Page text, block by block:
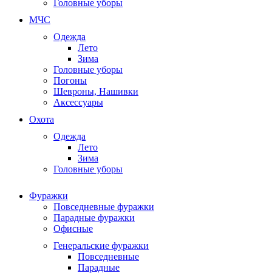
Головные уборы
МЧС
Одежда
Лето
Зима
Головные уборы
Погоны
Шевроны, Нашивки
Аксессуары
Охота
Одежда
Лето
Зима
Головные уборы
Фуражки
Повседневные фуражки
Парадные фуражки
Офисные
Генеральские фуражки
Повседневные
Парадные